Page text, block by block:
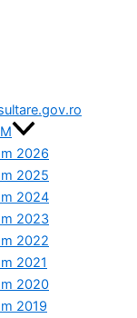
2026
2025
2024
2023
2022
2021
2020
2019